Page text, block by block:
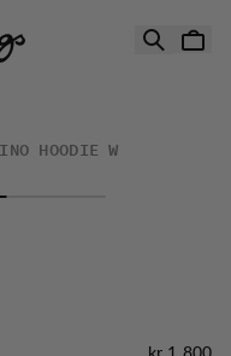
HOODIE W
Pris: